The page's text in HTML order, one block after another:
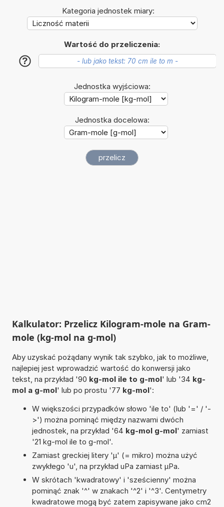
Kategoria jednostek miary:
Wartość do przeliczenia:
?
Jednostka wyjściowa:
Jednostka docelowa:
Kalkulator: Przelicz Kilogram-mole na Gram-
mole (kg-mol na g-mol)
Aby uzyskać pożądany wynik tak szybko, jak to możliwe,
najlepiej jest wprowadzić wartość do konwersji jako
tekst, na przykład '90 kg-mol ile to g-mol' lub '34 kg-
mol a g-mol' lub po prostu '77 kg-mol':
W większości przypadków słowo 'ile to' (lub '=' / '-
>') można pominąć między nazwami dwóch
jednostek, na przykład '64 kg-mol g-mol' zamiast
'21 kg-mol ile to g-mol'.
Zamiast greckiej litery 'µ' (= mikro) można użyć
zwykłego 'u', na przykład uPa zamiast µPa.
W skrótach 'kwadratowy' i 'sześcienny' można
pominąć znak '^' w znakach '^2' i '^3'. Centymetry
kwadratowe mogą być zatem zapisywane jako cm2